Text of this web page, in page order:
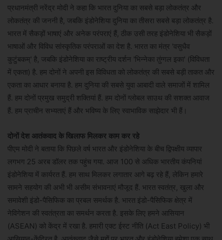
प्रधानमंत्री नरेंद्र मोदी ने कहा कि भारत दुनिया का सबसे बड़ा लोकतंत्र और
लोकतंत्र की जननी है, जबकि इंडोनेशिया दुनिया का तीसरा सबसे बड़ा लोकतंत्र है.
भारत में सैकड़ों भाषाएं और अनेक परंपराएं हैं, ठीक उसी तरह इंडोनेशिया भी सैकड़ों
भाषाओं और विविध सांस्कृतिक परंपराओं का देश है. भारत का मंत्र 'वसुधैव
कुटुंबकम्' है, जबकि इंडोनेशिया का राष्ट्रीय दर्शन 'भिन्नेका तुंग्गल इका' (विविधता
में एकता) है. हम दोनों ने अपनी इस विविधता को लोकतंत्र की सबसे बड़ी ताकत और
एकता का आधार बनाया है. हम दुनिया की सबसे युवा आबादी वाले समाजों में शामिल
हैं. हम दोनों प्रमुख समुद्री शक्तियां हैं. हम दोनों ग्लोबल साउथ की सशक्त आवाज
हैं. हम प्राचीन सभ्यताएं हैं और भविष्य के लिए स्वाभाविक साझेदार भी हैं।
दोनों देश आतंकवाद के खिलाफ मिलकर काम कर रहे
पीएम मोदी ने बताया कि पिछले वर्ष भारत और इंडोनेशिया के बीच द्विपक्षीय व्यापार
लगभग 25 अरब डॉलर तक पहुंच गया. आज 100 से अधिक भारतीय कंपनियां
इंडोनेशिया में कार्यरत हैं. हम साथ मिलकर लगातार आगे बढ़ रहे हैं, लेकिन हमारे
सामने सहयोग की अभी भी असीम संभावनाएं मौजूद हैं. भारत स्वतंत्र, खुला और
समावेशी इंडो-पैसिफिक का प्रबल समर्थक है. भारत इंडो-पैसिफिक क्षेत्र में
नेविगेशन की स्वतंत्रता का समर्थन करता है. इसके लिए हमने आसियान
(ASEAN) को केंद्र में रखा है. हमारी एक्ट ईस्ट नीति (Act East Policy) भी